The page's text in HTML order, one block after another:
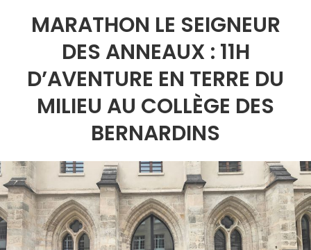
MARATHON LE SEIGNEUR
DES ANNEAUX : 11H
D’AVENTURE EN TERRE DU
MILIEU AU COLLÈGE DES
BERNARDINS